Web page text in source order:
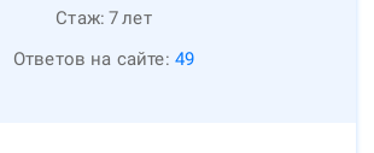
Стаж: 7лет
Ответов на сайте: 49